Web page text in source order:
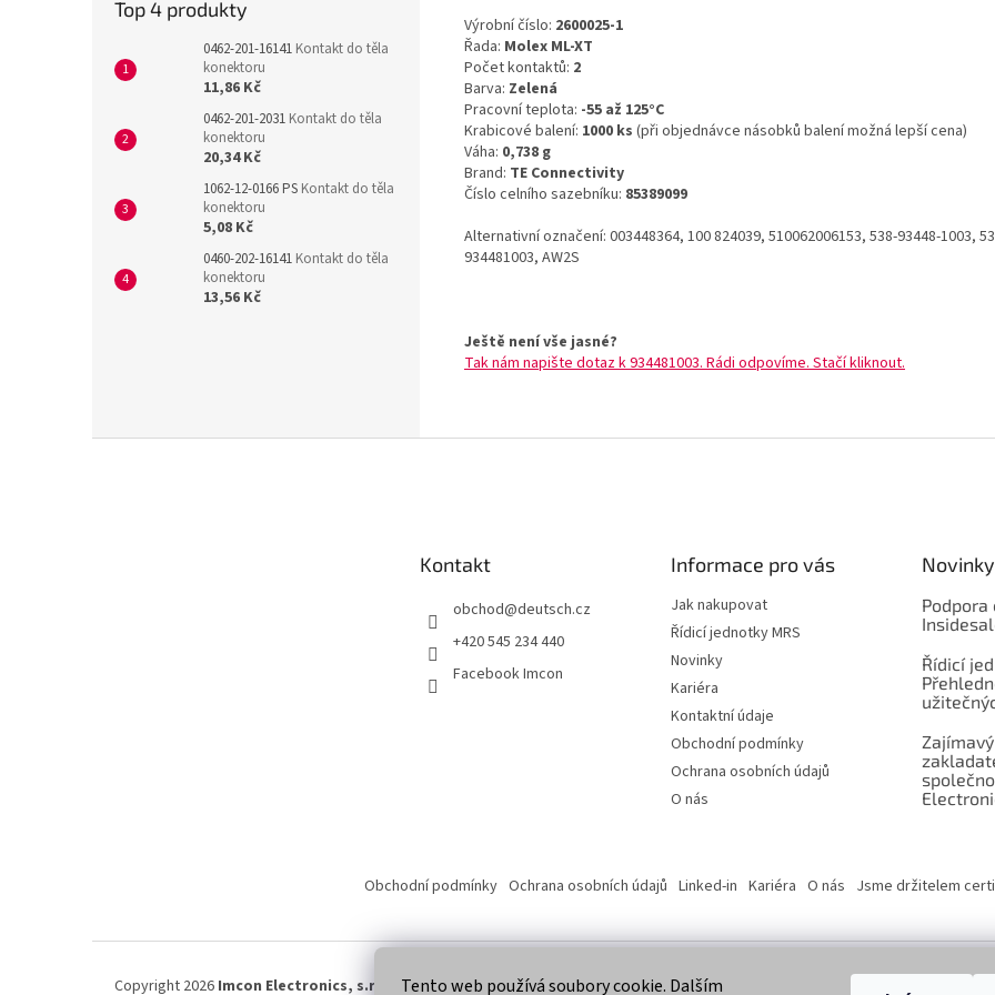
Tento web používá soubory cookie. Dalším
Top 4 produkty
0462-201-16141 Kontakt do těla
konektoru
11,86 Kč
0462-201-2031 Kontakt do těla
konektoru
20,34 Kč
1062-12-0166 PS Kontakt do těla
konektoru
5,08 Kč
0460-202-16141 Kontakt do těla
konektoru
13,56 Kč
Výrobní číslo: 2600025-1
Řada: Molex ML-XT
Počet kontaktů: 2
Barva: Zelená
Pracovní teplota: -55 až 125°C
Krabicové balení: 1000 ks (při objednávce násobků balení možná lepší cena)
Váha: 0,738 g
Brand: TE Connectivity
Číslo celního sazebníku: 85389099
Alternativní označení: 003448364, 100 824039, 510062006153, 538-93448-1003,
934481003, AW2S
Ještě není vše jasné?
Tak nám napište dotaz k 934481003. Rádi odpovíme. Stačí kliknout.
Kontakt
obchod@deutsch.cz
+420 545 234 440
Facebook Imcon
Informace pro vás
Jak nakupovat
Řídicí jednotky MRS
Novinky
Kariéra
Kontaktní údaje
Obchodní podmínky
Ochrana osobních údajů
O nás
Novinky
Podpora
Řídicí
Obchodní podmínky Ochrana osobních údajů Linked-in Kariéra O nás Jsme držitelem
Copyright 2026 Imcon Electronics, s.r.o. . Všechna práva vyhrazena.